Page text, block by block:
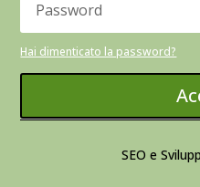
Hai dimenticato la password?
SEO e